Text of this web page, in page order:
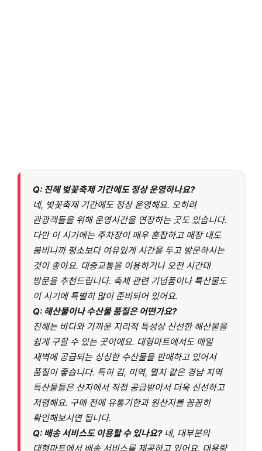
Q: 진해 벚꽃축제 기간에도 정상 운영하나요?
네, 벚꽃축제 기간에도 정상 운영해요. 오히려
관광객들을 위해 운영시간을 연장하는 곳도 있습니다.
다만 이 시기에는 주차장이 매우 혼잡하고 매장 내도
붐비니까 평소보다 여유있게 시간을 두고 방문하시는
것이 좋아요. 대중교통을 이용하거나 오전 시간대
방문을 추천드립니다. 축제 관련 기념품이나 특산물도
이 시기에 특별히 많이 준비되어 있어요.
Q: 해산물이나 수산물 품질은 어떤가요?
진해는 바다와 가까운 지리적 특성상 신선한 해산물을
쉽게 구할 수 있는 곳이에요. 대형마트에서도 매일
새벽에 공급되는 싱싱한 수산물을 판매하고 있어서
품질이 좋습니다. 특히 김, 미역, 멸치 같은 경남 지역
특산물들은 산지에서 직접 공급받아서 더욱 신선하고
저렴해요. 구매 전에 유통기한과 원산지를 꼼꼼히
확인해보시면 됩니다.
Q: 배송 서비스도 이용할 수 있나요?네, 대부분의
대형마트에서 배송 서비스를 제공하고 있어요. 대용량